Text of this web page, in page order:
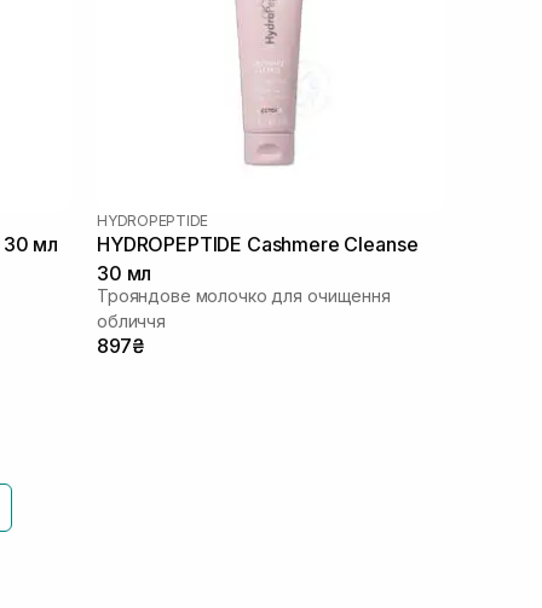
30 мл
HYDROPEPTIDE
HYDROPEPTIDE Cashmere Cleanse
30 мл
Трояндове молочко для очищення
обличчя
897₴